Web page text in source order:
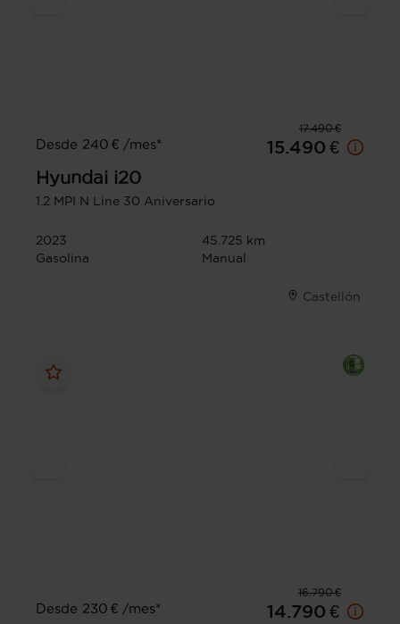
17.490 €
Desde 240 € /mes*
15.490 €
Hyundai i20
1.2 MPI N Line 30 Aniversario
2023
45.725 km
Gasolina
Manual
Castellón
16.790 €
Desde 230 € /mes*
14.790 €